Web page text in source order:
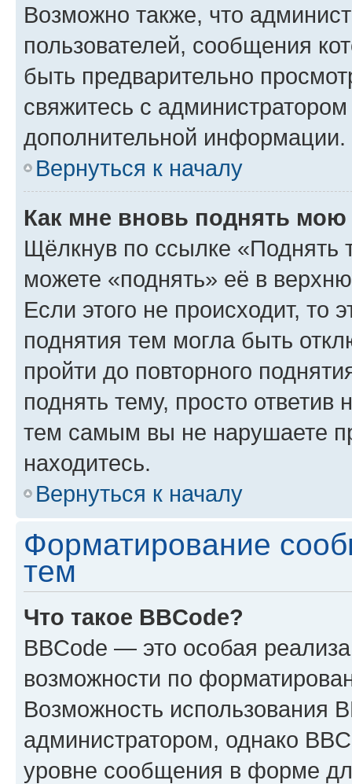
Возможно также, что
пользователей, сообщения
быть предварительно
свяжитесь с
дополнительной информации.
Вернуться к началу
Как мне вновь поднять мою
Щёлкнув по ссылке «Поднять
можете «поднять» её в
Если этого не происходит, то
поднятия тем могла быть
пройти до повторного
поднять тему, просто ответив
тем самым вы не нарушаете
находитесь.
Вернуться к началу
Форматирование
тем
Что такое BBCode?
BBCode — это особая
возможности по
Возможность использования
администратором, однако
уровне сообщения в форме